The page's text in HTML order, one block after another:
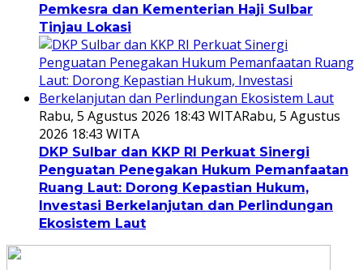
Pemkesra dan Kementerian Haji Sulbar
Tinjau Lokasi
Rabu, 5 Agustus 2026 18:43 WITARabu, 5 Agustus
2026 18:43 WITA
DKP Sulbar dan KKP RI Perkuat Sinergi
Penguatan Penegakan Hukum Pemanfaatan
Ruang Laut: Dorong Kepastian Hukum,
Investasi Berkelanjutan dan Perlindungan
Ekosistem Laut